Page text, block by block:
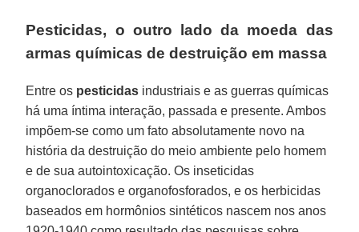
Pesticidas, o outro lado da moeda das
armas químicas de destruição em massa
Entre os pesticidas industriais e as guerras químicas
há uma íntima interação, passada e presente. Ambos
impõem-se como um fato absolutamente novo na
história da destruição do meio ambiente pelo homem
e de sua autointoxicação. Os inseticidas
organoclorados e organofosforados, e os herbicidas
baseados em hormônios sintéticos nascem nos anos